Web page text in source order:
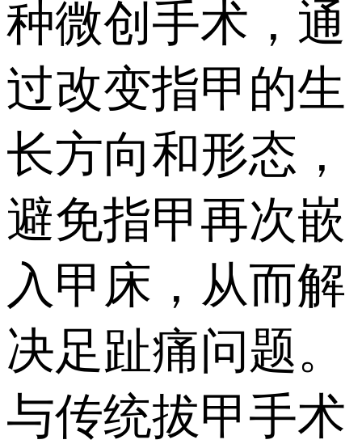
种微创手术，通
过改变指甲的生
长方向和形态，
避免指甲再次嵌
入甲床，从而解
决足趾痛问题。
与传统拔甲手术